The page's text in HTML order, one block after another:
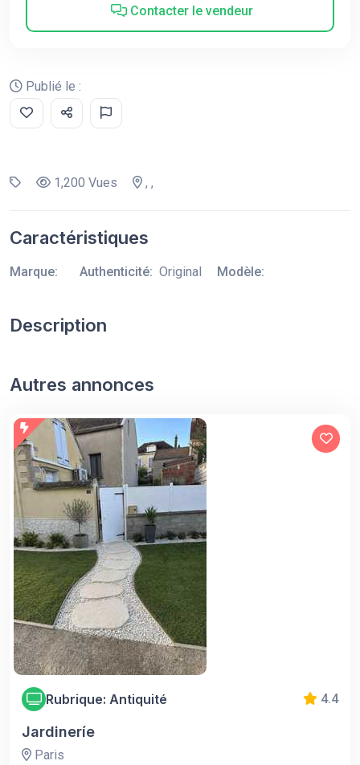
Contacter le vendeur
Publié le :
1,200 Vues , ,
Caractéristiques
Marque: Authenticité: Original Modèle:
Description
Autres annonces
Rubrique: Antiquité 4.4
Jardineríe
Paris